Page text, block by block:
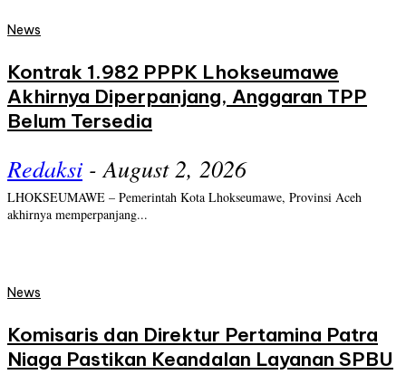
News
Kontrak 1.982 PPPK Lhokseumawe
Akhirnya Diperpanjang, Anggaran TPP
Belum Tersedia
Redaksi - August 2, 2026
LHOKSEUMAWE – Pemerintah Kota Lhokseumawe, Provinsi Aceh
akhirnya memperpanjang...
News
Komisaris dan Direktur Pertamina Patra
Niaga Pastikan Keandalan Layanan SPBU